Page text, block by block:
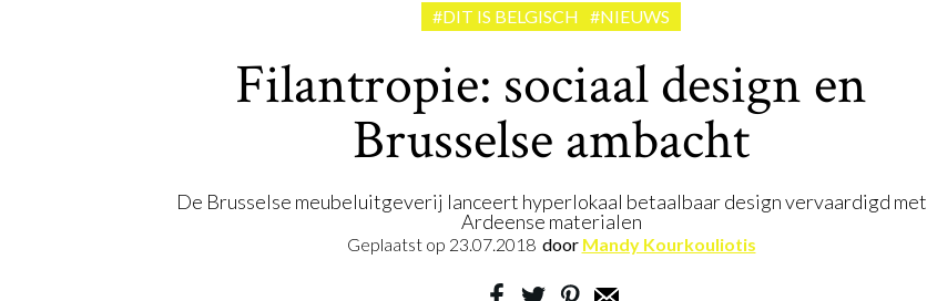
#DIT IS BELGISCH #NIEUWS
Filantropie: sociaal design en
Brusselse ambacht
De Brusselse meubeluitgeverij lanceert hyperlokaal betaalbaar design vervaardigd met
Ardeense materialen
Geplaatst op 23.07.2018 door Mandy Kourkouliotis